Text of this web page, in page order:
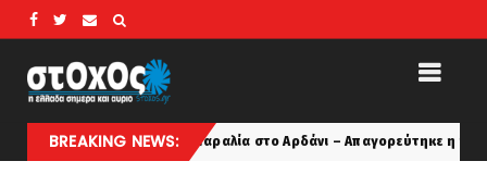
BREAKING NEWS:
σε παραλία στο Αρδάνι – Απαγορεύτηκε η κολύμβηση